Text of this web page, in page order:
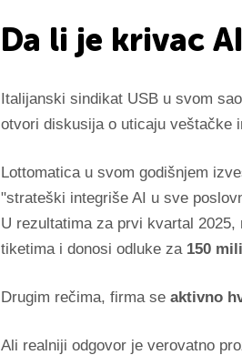
Da li je krivac
Italijanski sindikat USB u svom
otvori diskusija o uticaju veštačke
Lottomatica u svom godišnjem
"strateški integriše AI u sve
U rezultatima za prvi kvartal
tiketima i donosi odluke za 150
Drugim rečima, firma se aktivno
Ali realniji odgovor je verovatno